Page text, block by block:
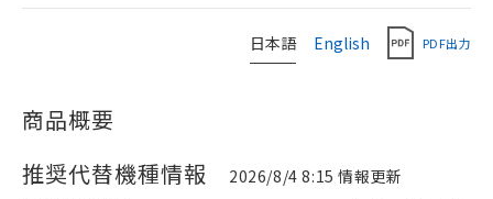
日本語 English PDF出力
商品概要
推奨代替機種情報
2026/8/4 8:15 情報更新